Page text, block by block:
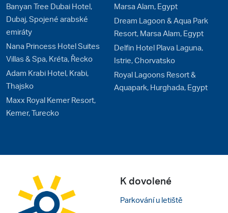
Banyan Tree Dubai Hotel,
Dubaj, Spojené arabské
emiráty
Nana Princess Hotel Suites
Villas & Spa, Kréta, Řecko
Adam Krabi Hotel, Krabi,
Thajsko
Maxx Royal Kemer Resort,
Kemer, Turecko
Marsa Alam, Egypt
Dream Lagoon & Aqua Park
Resort, Marsa Alam, Egypt
Delfin Hotel Plava Laguna,
Istrie, Chorvatsko
Royal Lagoons Resort &
Aquapark, Hurghada, Egypt
K dovolené
Parkování u letiště